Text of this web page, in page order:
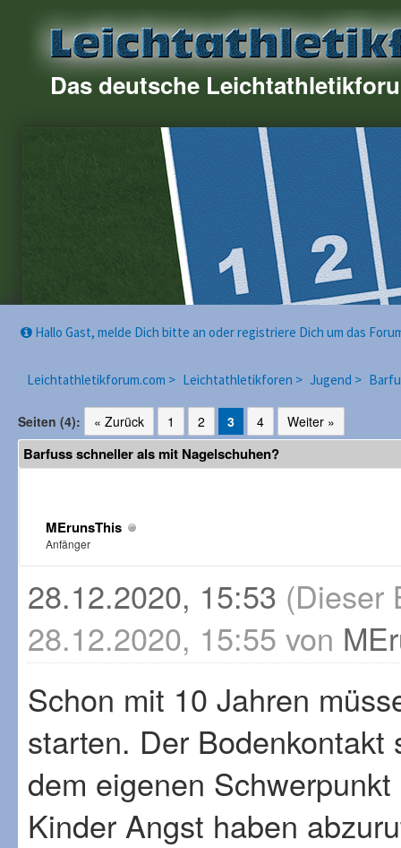
Das deutsche
Hallo Gast, melde Dich bitte an oder registriere Dich um das
Leichtathletikforum.com > Leichtathletikforen > Jugend >
Seiten (4): « Zurück 1 2 3 4 Weiter »
Barfuss schneller als mit Nagelschuhen?
MErunsThis
Anfänger
28.12.2020, 15:53 (Dieser
28.12.2020, 15:55 von
Schon mit 10 Jahren
starten. Der
dem eigenen
Kinder Angst haben